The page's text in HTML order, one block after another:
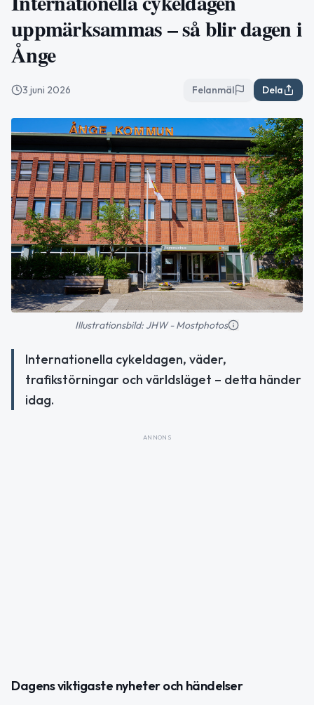
uppmärksammas – så blir dagen i
Ånge
3 juni 2026 Felanmäl Dela
Illustrationsbild: JHW - Mostphotos
Internationella cykeldagen, väder,
trafikstörningar och världsläget – detta händer
idag.
ANNONS
Dagens viktigaste nyheter och händelser